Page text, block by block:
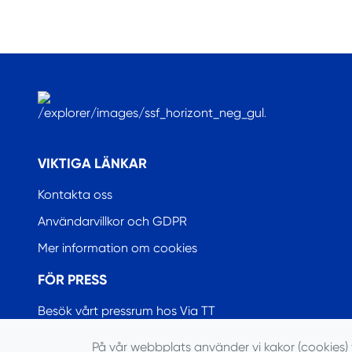
VIKTIGA LÄNKAR
Kontakta oss
Användarvillkor och GDPR
Mer information om cookies
FÖR PRESS
Besök vårt pressrum hos Via TT
På vår webbplats använder vi kakor